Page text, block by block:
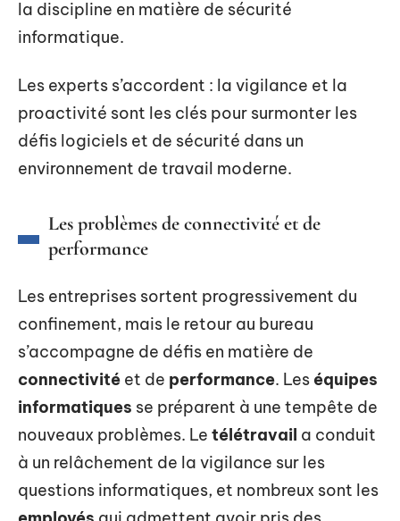
la discipline en matière de sécurité
informatique.
Les experts s’accordent : la vigilance et la
proactivité sont les clés pour surmonter les
défis logiciels et de sécurité dans un
environnement de travail moderne.
Les problèmes de connectivité et de
performance
Les entreprises sortent progressivement du
confinement, mais le retour au bureau
s’accompagne de défis en matière de
connectivité et de performance. Les équipes
informatiques se préparent à une tempête de
nouveaux problèmes. Le télétravail a conduit
à un relâchement de la vigilance sur les
questions informatiques, et nombreux sont les